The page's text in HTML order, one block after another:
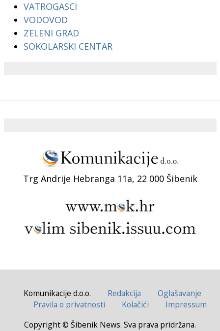
VATROGASCI
VODOVOD
ZELENI GRAD
SOKOLARSKI CENTAR
Trg Andrije Hebranga 11a, 22 000 Šibenik
Komunikacije d.o.o. Redakcija
Oglašavanje
Pravila o privatnosti
Kolačići
Impressum
Copyright © Šibenik News. Sva prava pridržana.